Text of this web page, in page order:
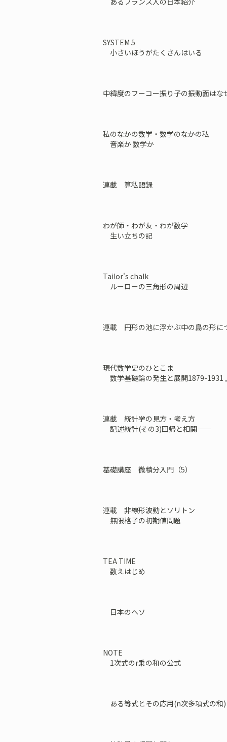
SYSTEM 5
小さいほうがたくさんはいる
中緯度のフーコー振り子の振動面は
私のなかの数学・数学のなかの私
音楽か 数学か
連載 算私語録
わが師・わが友・わが数学
生い立ちの記
Tailor's chalk
ルーローの三角形の周辺
連載 円形の池に浮かぶ中の島の形に
現代数学史のひとこま
数学基礎論の発生と展開1879-1931
連載 統計学の見方・考え方
記述統計(その3)――回帰と相関――
基礎講座 微積分入門（5）
連載 非線形波動とソリトン
無限格子の初期値問題
TEA TIME
数えはじめ
日本のヘソ
NOTE
1次式のr乗の和の公式
ある等式とその応用(n次多項式の和)